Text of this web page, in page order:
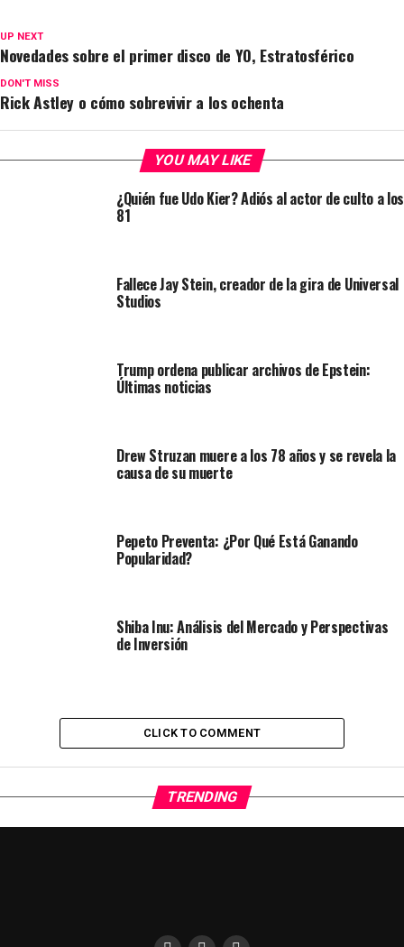
UP NEXT
Novedades sobre el primer disco de YO, Estratosférico
DON'T MISS
Rick Astley o cómo sobrevivir a los ochenta
YOU MAY LIKE
¿Quién fue Udo Kier? Adiós al actor de culto a los
81
Fallece Jay Stein, creador de la gira de Universal
Studios
Trump ordena publicar archivos de Epstein:
Últimas noticias
Drew Struzan muere a los 78 años y se revela la
causa de su muerte
Pepeto Preventa: ¿Por Qué Está Ganando
Popularidad?
Shiba Inu: Análisis del Mercado y Perspectivas
de Inversión
CLICK TO COMMENT
TRENDING